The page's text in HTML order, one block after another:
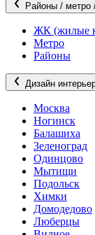
Районы /
ЖК (жилые
Метро
Районы
Дизайн
Москва
Ногинск
Балашиха
Зеленоград
Одинцово
Мытищи
Подольск
Химки
Домодедово
Люберцы